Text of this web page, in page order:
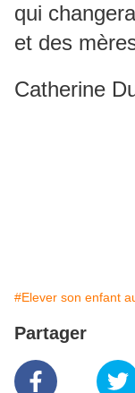
qui
et des
Catherine
#Elever son enfant
Partager